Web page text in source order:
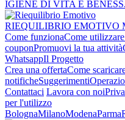
IGIENE DI VITA E BENESS.
RIEQUILIBRIO EMOTIVO
Come funzionaCome
couponPromuovi la tua attività
WhatsappIl Progetto
Crea una offertaCome
notificheSuggerimenti
Contattaci Lavora con noi
per l'utilizzo
BolognaMilanoModenaParma